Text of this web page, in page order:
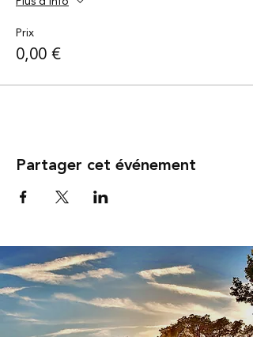
Prix
0,00 €
Partager cet événement